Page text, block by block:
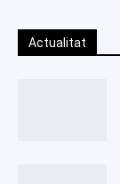
Actualitat